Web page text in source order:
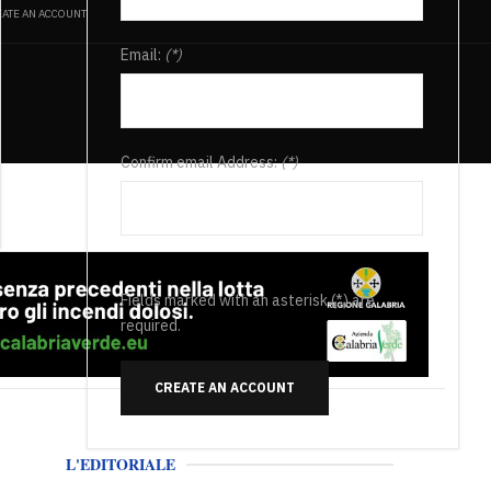
AN ACCOUNT
Email: (*)
Confirm email Address:(*)
Fields marked with an asterisk (*) are
required.
CREATE AN ACCOUNT
L'EDITORIALE